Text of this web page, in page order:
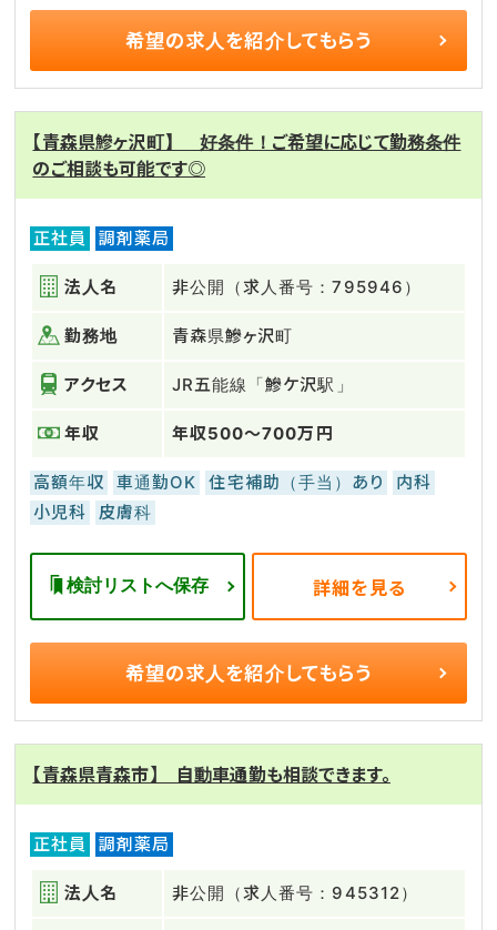
希望の求人を紹介してもらう
【青森県鰺ヶ沢町】 好条件！ご希望に応じて勤務条件
のご相談も可能です◎
正社員 調剤薬局
法人名 非公開（求人番号：795946）
勤務地 青森県鰺ヶ沢町
アクセス JR五能線「鰺ケ沢駅」
年収 年収500～700万円
高額年収 車通勤OK 住宅補助（手当）あり
内科
小児科
皮膚科
検討リストへ保存 詳細を見る
希望の求人を紹介してもらう
【青森県青森市】 自動車通勤も相談できます。
正社員 調剤薬局
法人名 非公開（求人番号：945312）